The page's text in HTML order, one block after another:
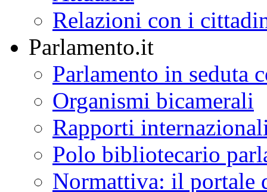
Relazioni con i
Parlamento.it
Parlamento in seduta
Organismi bicamerali
Rapporti
Polo bibliotecario
Normattiva: il portale